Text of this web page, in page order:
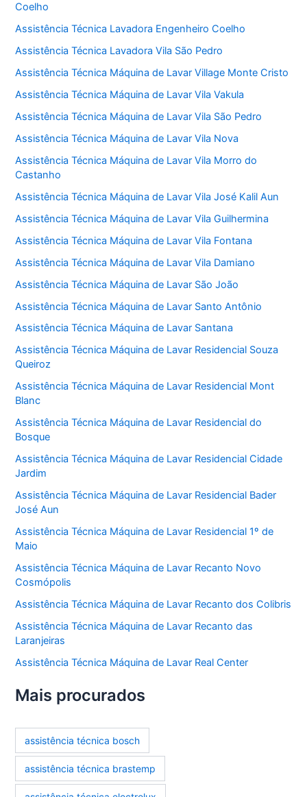
Coelho
Assistência Técnica Lavadora Engenheiro Coelho
Assistência Técnica Lavadora Vila São Pedro
Assistência Técnica Máquina de Lavar Village Monte Cristo
Assistência Técnica Máquina de Lavar Vila Vakula
Assistência Técnica Máquina de Lavar Vila São Pedro
Assistência Técnica Máquina de Lavar Vila Nova
Assistência Técnica Máquina de Lavar Vila Morro do
Castanho
Assistência Técnica Máquina de Lavar Vila José Kalil Aun
Assistência Técnica Máquina de Lavar Vila Guilhermina
Assistência Técnica Máquina de Lavar Vila Fontana
Assistência Técnica Máquina de Lavar Vila Damiano
Assistência Técnica Máquina de Lavar São João
Assistência Técnica Máquina de Lavar Santo Antônio
Assistência Técnica Máquina de Lavar Santana
Assistência Técnica Máquina de Lavar Residencial Souza
Queiroz
Assistência Técnica Máquina de Lavar Residencial Mont
Blanc
Assistência Técnica Máquina de Lavar Residencial do
Bosque
Assistência Técnica Máquina de Lavar Residencial Cidade
Jardim
Assistência Técnica Máquina de Lavar Residencial Bader
José Aun
Assistência Técnica Máquina de Lavar Residencial 1º de
Maio
Assistência Técnica Máquina de Lavar Recanto Novo
Cosmópolis
Assistência Técnica Máquina de Lavar Recanto dos Colibris
Assistência Técnica Máquina de Lavar Recanto das
Laranjeiras
Assistência Técnica Máquina de Lavar Real Center
Mais procurados
assistência técnica bosch
assistência técnica brastemp